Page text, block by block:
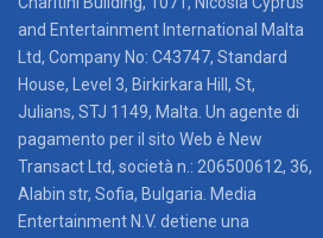
and Entertainment International Malta
Ltd, Company No: C43747, Standard
House, Level 3, Birkirkara Hill, St,
Julians, STJ 1149, Malta. Un agente di
pagamento per il sito Web è New
Transact Ltd, società n.: 206500612, 36,
Alabin str, Sofia, Bulgaria. Media
Entertainment N.V. detiene una